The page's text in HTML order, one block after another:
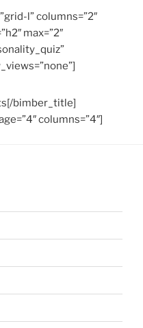
l” columns=”2″
max=”2″
bimber_title]
columns=”4″]